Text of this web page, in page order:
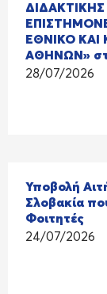
ΕΘΝΙΚΟ ΚΑΙ
ΑΘΗΝΩΝ»
28/07/2026
Υποβολή
Σλοβακία
Φοιτητές
24/07/2026